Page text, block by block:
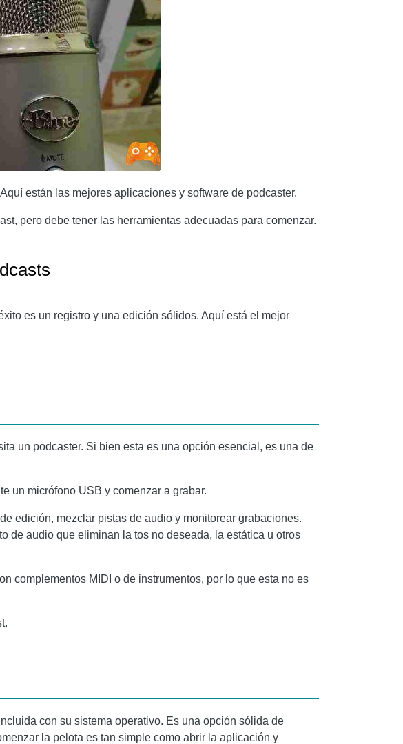
están las mejores aplicaciones y software de podcaster.
pero debe tener las herramientas adecuadas para comenzar.
es un registro y una edición sólidos. Aquí está el mejor
un podcaster. Si bien esta es una opción esencial, es una de
un micrófono USB y comenzar a grabar.
edición, mezclar pistas de audio y monitorear grabaciones.
de audio que eliminan la tos no deseada, la estática u otros
complementos MIDI o de instrumentos, por lo que esta no es
con su sistema operativo. Es una opción sólida de
la pelota es tan simple como abrir la aplicación y